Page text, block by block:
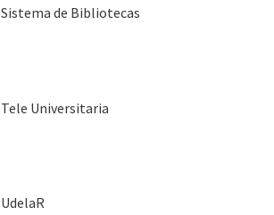
Sistema de Bibliotecas
Tele Universitaria
UdelaR